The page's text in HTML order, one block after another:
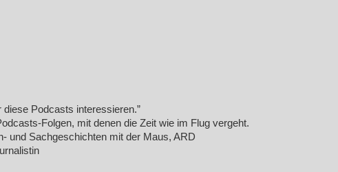
Podcasts interessieren.”
Folgen, mit denen die Zeit wie im Flug vergeht.
und Sachgeschichten mit der Maus, ARD